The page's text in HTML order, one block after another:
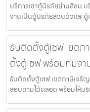
บริการเช่าตู้นิรภัยย่านสีลม บ
งานเป็นตู้นิรภัยส่วนตัวและ
รับติดตั้งตู้เซฟ เขต
ตั้งตู้เซฟ พร้อมทีมง
รับติดตั้งตู้เซฟ เขตภาษีเจริ
สอบถามได้ตลอด พร้อมให้บ